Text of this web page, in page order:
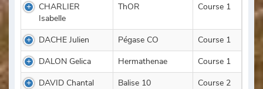
CHARLIER
Isabelle
ThOR Course 1
DACHE Julien Pégase CO
Course 1
DALON Gelica
Hermathenae
Course 1
DAVID Chantal
Balise 10
Course 2